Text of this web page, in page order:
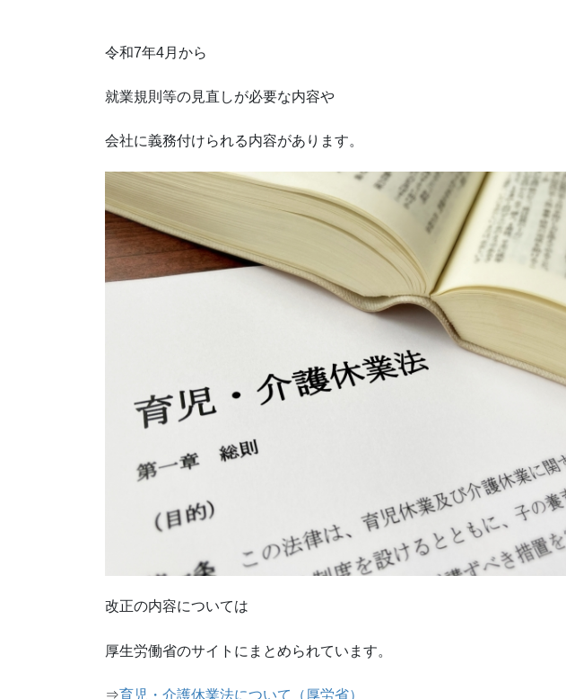
令和7年4月から
就業規則等の見直しが必要な内容や
会社に義務付けられる内容があります。
改正の内容については
厚生労働省のサイトにまとめられています。
⇒育児・介護休業法について（厚労省）